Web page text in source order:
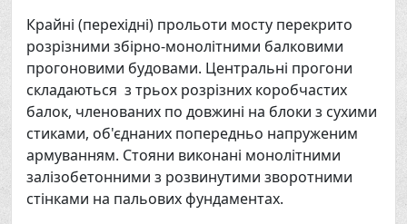
Крайні (перехідні) прольоти мосту перекрито
розрізними збірно-монолітними балковими
прогоновими будовами. Центральні прогони
складаються з трьох розрізних коробчастих
балок, членованих по довжині на блоки з сухими
стиками, об'єднаних попередньо напруженим
армуванням. Стояни виконані монолітними
залізобетонними з розвинутими зворотними
стінками на пальових фундаментах.